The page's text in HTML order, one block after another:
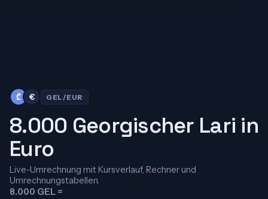
₾ € GEL/EUR
8.000 Georgischer Lari in
Euro
Live-Umrechnung mit Kursverlauf, Rechner und
Umrechnungstabellen.
8.000 GEL =